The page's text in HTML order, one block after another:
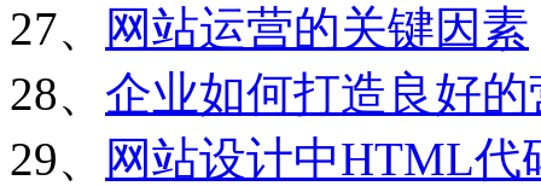
27、
网站运营的关键因素
28、 企业如何打造良好
29、
网站设计中HTML代